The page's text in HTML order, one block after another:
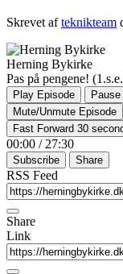
Skrevet afteknikteam
Herning Bykirke
Pas på pengene!
Play Episode
Mute/Unmute Episode
Fast Forward 30
00:00 / 27:30
Subscribe Share
RSS Feed
Share
Link